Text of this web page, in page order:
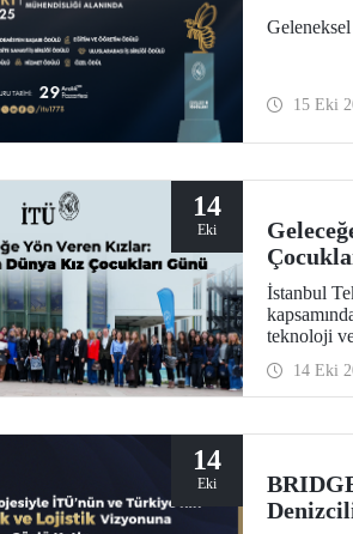
15 Eki
14
Eki
İstanbul
teknoloji
14 Eki
14
Eki